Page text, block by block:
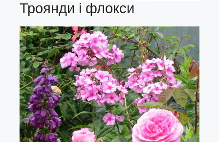
Троянди і флокси